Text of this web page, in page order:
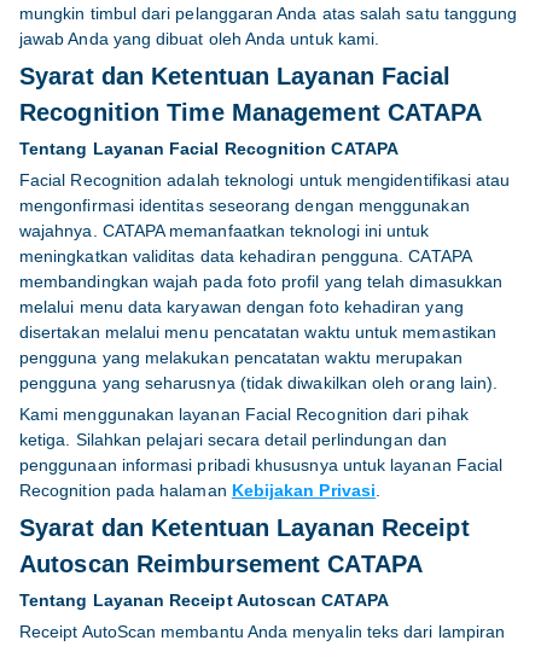
mungkin timbul dari pelanggaran Anda atas salah satu tanggung
jawab Anda yang dibuat oleh Anda untuk kami.
Syarat dan Ketentuan Layanan Facial
Recognition Time Management CATAPA
Tentang Layanan Facial Recognition CATAPA
Facial Recognition adalah teknologi untuk mengidentifikasi atau
mengonfirmasi identitas seseorang dengan menggunakan
wajahnya. CATAPA memanfaatkan teknologi ini untuk
meningkatkan validitas data kehadiran pengguna. CATAPA
membandingkan wajah pada foto profil yang telah dimasukkan
melalui menu data karyawan dengan foto kehadiran yang
disertakan melalui menu pencatatan waktu untuk memastikan
pengguna yang melakukan pencatatan waktu merupakan
pengguna yang seharusnya (tidak diwakilkan oleh orang lain).
Kami menggunakan layanan Facial Recognition dari pihak
ketiga. Silahkan pelajari secara detail perlindungan dan
penggunaan informasi pribadi khususnya untuk layanan Facial
Recognition pada halaman Kebijakan Privasi
Syarat dan Ketentuan Layanan Receipt
Autoscan Reimbursement CATAPA
Tentang Layanan Receipt Autoscan CATAPA
Receipt AutoScan membantu Anda menyalin teks dari lampiran